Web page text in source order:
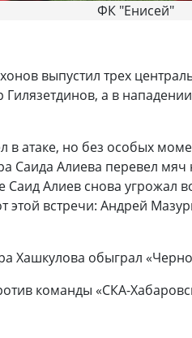
ФК "Енисей"
выпустил трех
а в
атаке, но без особых
Саида Алиева перевел
Саид Алиев снова
этой встречи: Андрей
Хашкулова обыграл
команды «СКА-